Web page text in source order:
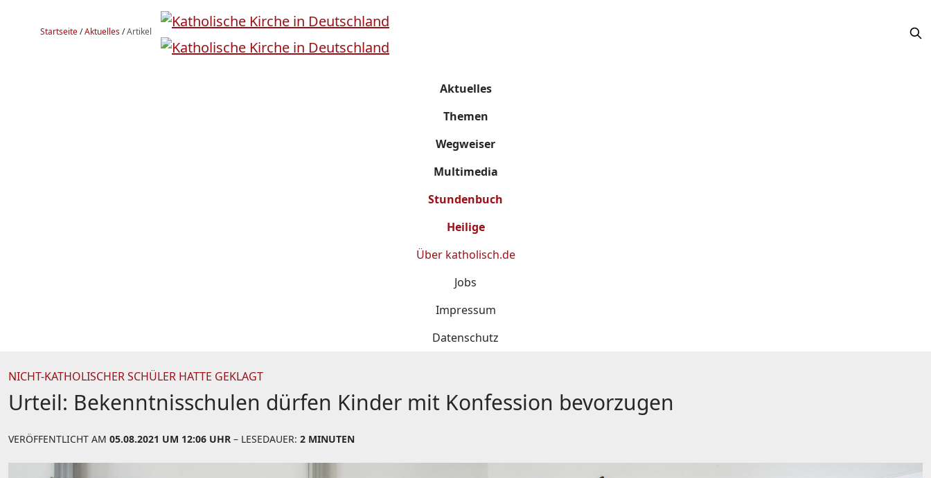
Startseite/Aktuelles/Artikel
Aktuelles
Themen
Wegweiser
Multimedia
Stundenbuch
Heilige
Über katholisch.de
Jobs
Impressum
Datenschutz
NICHT-KATHOLISCHER SCHÜLER HATTE GEKLAGT
Urteil: Bekenntnisschulen dürfen Kinder mit Konfession bevorzugen
VERÖFFENTLICHT AM 05.08.2021 UM 12:06 UHR – LESEDAUER: 2 MINUTEN